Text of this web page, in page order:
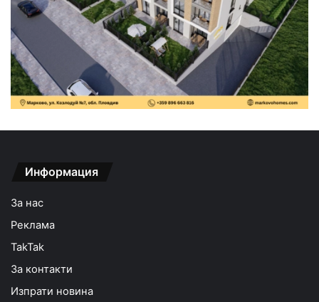
Информация
За нас
Реклама
TakTak
За контакти
Изпрати новина